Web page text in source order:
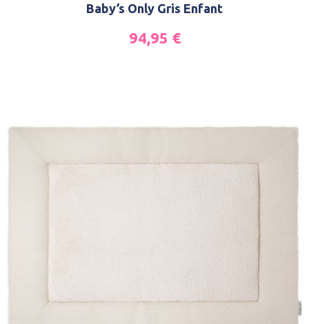
Baby’s Only Gris Enfant
94,95 €